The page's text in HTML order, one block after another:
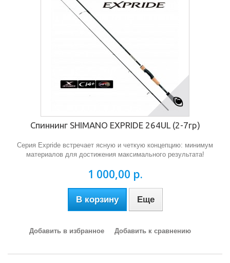
Спиннинг SHIMANO EXPRIDE 264UL (2-7гр)
Серия Expride встречает ясную и четкую концепцию: минимум
материалов для достижения максимального результата!
1 000,00 р.
В корзину Еще
Добавить в избранное Добавить к сравнению